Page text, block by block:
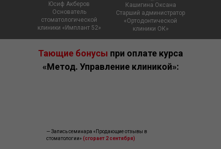
Юсиф Акберов
Основатель
стоматологической
клиники «Имплант 52»
Кашигина Оксана
Старший администратор
«Ортодонтической
клиники ОК»
Тающие бонусы при оплате курса
«Метод. Управление клиникой»:
— Запись семинара «Продающие отзывы в
стоматологии» (сгорает 2 сентября)